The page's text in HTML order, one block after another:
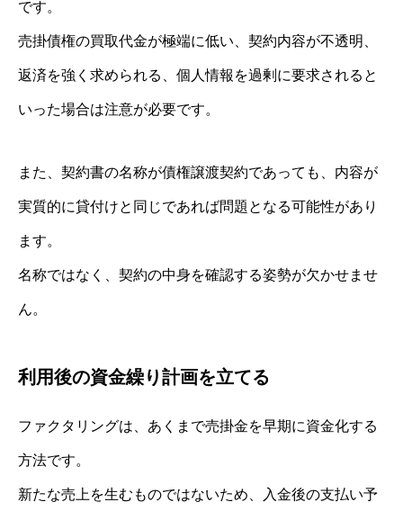
です。
売掛債権の買取代金が極端に低い、契約内容が不透明、
返済を強く求められる、個人情報を過剰に要求されると
いった場合は注意が必要です。
また、契約書の名称が債権譲渡契約であっても、内容が
実質的に貸付けと同じであれば問題となる可能性があり
ます。
名称ではなく、契約の中身を確認する姿勢が欠かせませ
ん。
利用後の資金繰り計画を立てる
ファクタリングは、あくまで売掛金を早期に資金化する
方法です。
新たな売上を生むものではないため、入金後の支払い予